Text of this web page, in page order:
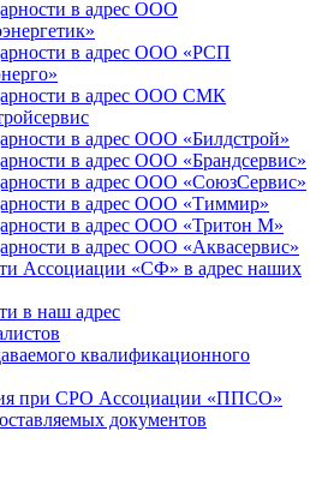
в адрес ООО
в адрес ООО «РСП
в адрес ООО СМК
в адрес ООО «Билдстрой»
в адрес ООО «Брандсервис»
в адрес ООО «СоюзСервис»
в адрес ООО «Тиммир»
в адрес ООО «Тритон М»
в адрес ООО «Аквасервис»
Ассоциации «СФ» в адрес наших
в наш адрес
квалификационного
при СРО Ассоциации «ППСО»
документов